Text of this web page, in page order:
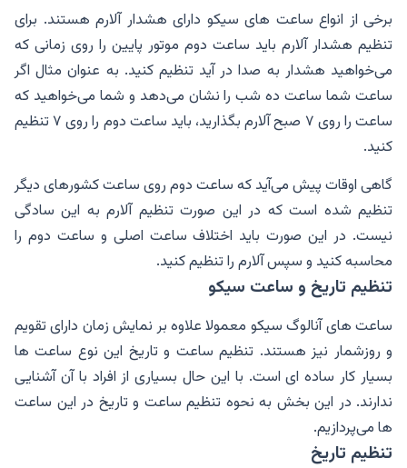
برخی از انواع ساعت های سیکو دارای هشدار آلارم هستند. برای
تنظیم هشدار آلارم باید ساعت دوم موتور پایین را روی زمانی که
می‌خواهید هشدار به صدا در آید تنظیم کنید. به عنوان مثال اگر
ساعت شما ساعت ده شب را نشان می‌دهد و شما می‌خواهید که
ساعت را روی ۷ صبح آلارم بگذارید، باید ساعت دوم را روی ۷ تنظیم
کنید.
گاهی اوقات پیش می‌آید که ساعت دوم روی ساعت کشورهای دیگر
تنظیم شده است که در این صورت تنظیم آلارم به این سادگی
نیست. در این صورت باید اختلاف ساعت اصلی و ساعت دوم را
محاسبه کنید و سپس آلارم را تنظیم کنید.
تنظیم تاریخ و ساعت سیکو
ساعت های آنالوگ سیکو معمولا علاوه بر نمایش زمان دارای تقویم
و روزشمار نیز هستند. تنظیم ساعت و تاریخ این نوع ساعت ها
بسیار کار ساده ای است. با این حال بسیاری از افراد با آن آشنایی
ندارند. در این بخش به نحوه تنظیم ساعت و تاریخ در این ساعت‌
ها می‌پردازیم.
تنظیم تاریخ